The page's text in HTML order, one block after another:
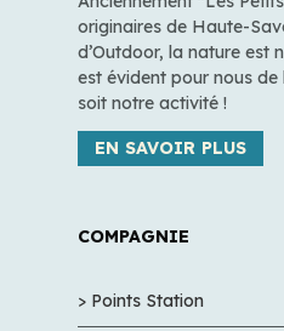
originaires de Haute-
d’Outdoor, la nature est
est évident pour nous
soit notre activité !
EN SAVOIR PLUS
COMPAGNIE
> Points Station